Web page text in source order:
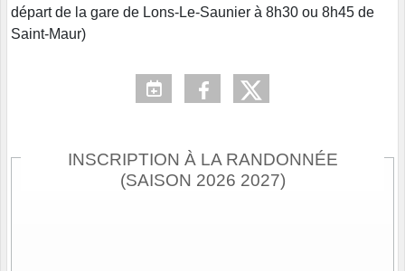
départ de la gare de Lons-Le-Saunier à 8h30 ou 8h45 de
Saint-Maur)
INSCRIPTION À LA RANDONNÉE
(SAISON 2026 2027)